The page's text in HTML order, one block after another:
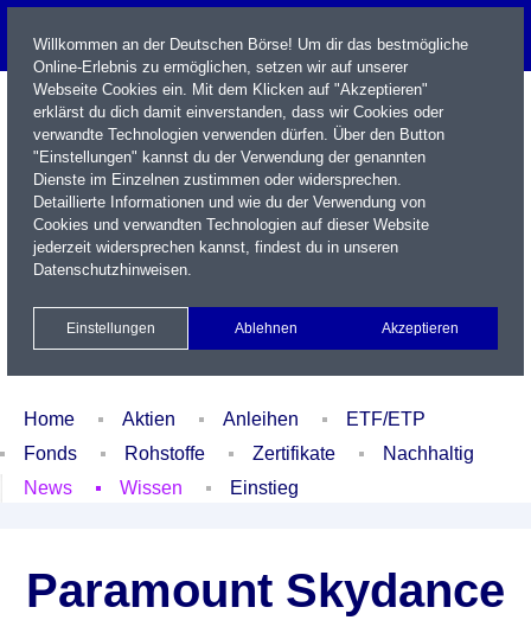
Name / WKN / ISIN / Kürzel
Xetra Realtime
Watchlist Portfolio Login
Home Aktien Anleihen
ETF/ETP
Fonds
Rohstoffe Zertifikate
Nachhaltig
News
Wissen Einstieg
Paramount Skydance
Willkommen an der Deutschen Börse! Um dir das bestmögliche
Online-Erlebnis zu ermöglichen, setzen wir auf unserer
Webseite Cookies ein. Mit dem Klicken auf "Akzeptieren"
erklärst du dich damit einverstanden, dass wir Cookies oder
verwandte Technologien verwenden dürfen. Über den Button
"Einstellungen" kannst du der Verwendung der genannten
Dienste im Einzelnen zustimmen oder widersprechen.
Detaillierte Informationen und wie du der Verwendung von
Cookies und verwandten Technologien auf dieser Website
jederzeit widersprechen kannst, findest du in unseren
Datenschutzhinweisen.
Einstellungen Ablehnen Akzeptieren